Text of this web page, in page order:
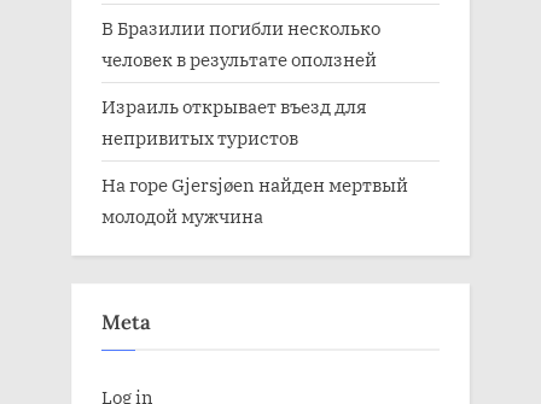
В Бразилии погибли несколько
человек в результате оползней
Израиль открывает въезд для
непривитых туристов
На горе Gjersjøen найден мертвый
молодой мужчина
Meta
Log in